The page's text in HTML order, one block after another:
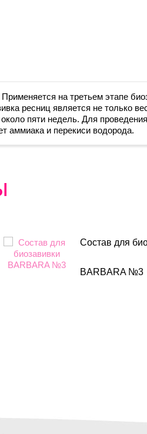
на третьем этапе
ресниц является не только
пяти недель. Для
аммиака и перекиси водорода.
Состав для
BARBARA №3